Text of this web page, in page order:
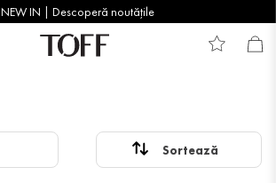
NEW IN | Descoperă noutățile